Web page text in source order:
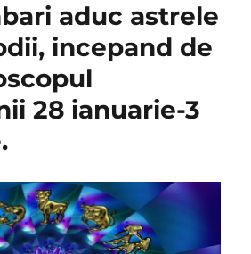
aduc astrele
incepand de
28 ianuarie-3